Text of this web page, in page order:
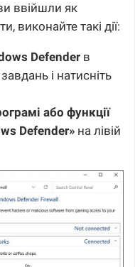
ввійшли як
виконайте такі дії:
Defender в
і натисніть
або функції
Defender» на лівій